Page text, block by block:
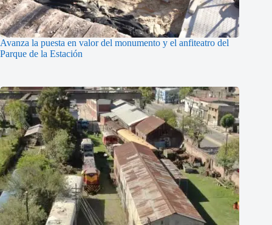
Avanza la puesta en valor del monumento y el anfiteatro del
Parque de la Estación